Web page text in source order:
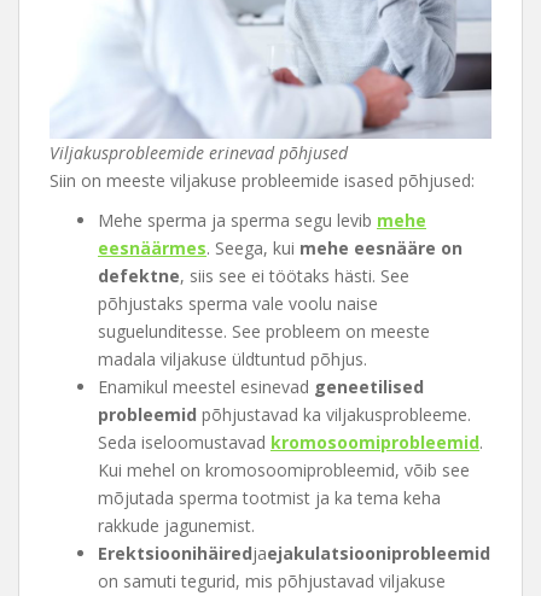
Viljakusprobleemide erinevad põhjused
Siin on meeste viljakuse probleemide isased põhjused:
Mehe sperma ja sperma segu levib mehe
eesnäärmes. Seega, kui mehe eesnääre on
defektne, siis see ei töötaks hästi. See
põhjustaks sperma vale voolu naise
suguelunditesse. See probleem on meeste
madala viljakuse üldtuntud põhjus.
Enamikul meestel esinevad geneetilised
probleemid põhjustavad ka viljakusprobleeme.
Seda iseloomustavad kromosoomiprobleemid.
Kui mehel on kromosoomiprobleemid, võib see
mõjutada sperma tootmist ja ka tema keha
rakkude jagunemist.
Erektsioonihäiredjaejakulatsiooniprobleemid
on samuti tegurid, mis põhjustavad viljakuse